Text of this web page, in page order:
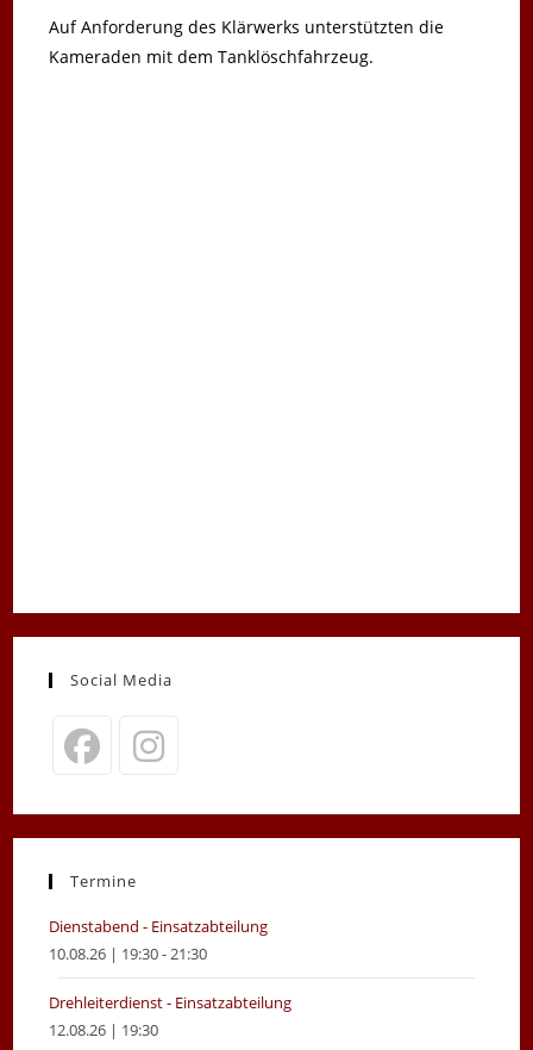
Auf Anforderung des Klärwerks unterstützten die
Kameraden mit dem Tanklöschfahrzeug.
Social Media
in
new
in
new
Termine
Dienstabend - Einsatzabteilung
10.08.26 | 19:30 - 21:30
Drehleiterdienst - Einsatzabteilung
12.08.26 | 19:30